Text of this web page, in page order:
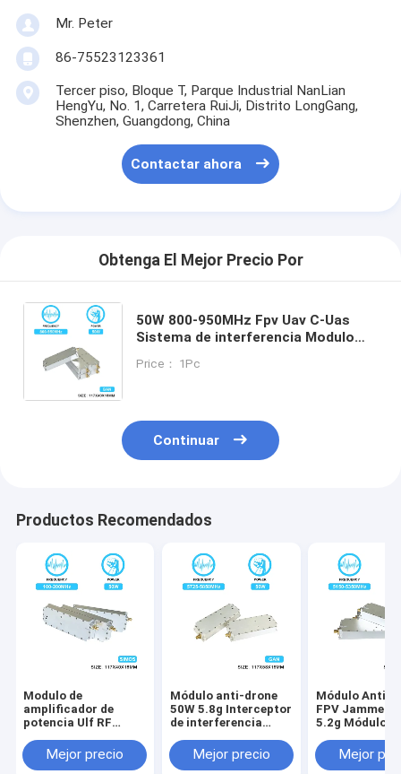
Mr. Peter
86-75523123361
Tercer piso, Bloque T, Parque Industrial NanLian
HengYu, No. 1, Carretera RuiJi, Distrito LongGang,
Shenzhen, Guangdong, China
Contactar ahora
Obtenga El Mejor Precio Por
50W 800-950MHz Fpv Uav C-Uas
Sistema de interferencia Modulo
potencia de RF y GaN y protector de
Price： 1Pc
Continuar
Productos Recomendados
Modulo de
amplificador de
potencia Ulf RF
50W Modulo de 100-
200MHz Contador de
Mejor precio
Módulo anti-drone
50W 5.8g Interceptor
de interferencia
módulo de
interferencia anti-
Mejor precio
Módulo Anti-
FPV Jammer
5.2g Módulo
Antidrone con
Protector de
Mejor